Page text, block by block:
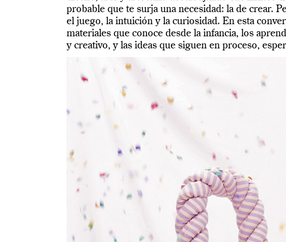
probable que te surja una necesidad: la de crear.
el juego, la intuición y la curiosidad. En esta
materiales que conoce desde la infancia, los
y creativo, y las ideas que siguen en proceso,